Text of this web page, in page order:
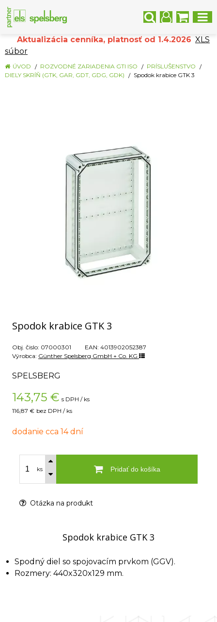
Aktualizácia cenníka, platnosť od 1.4.2026 XLS
súbor
ÚVOD ROZVODNÉ ZARIADENIA GTI ISO
PRÍSLUŠENSTVO
DIELY SKRÍŇ (GTK, GAR, GDT, GDG, GDK)
Spodok krabice GTK 3
Spodok krabice GTK 3
Obj. čislo: 07000301 EAN: 4013902052387
Výrobca: Günther Spelsberg GmbH + Co. KG
SPELSBERG
143,75 € s DPH / ks
116,87 € bez DPH / ks
dodanie cca 14 dní
ks Pridať do košíka
Otázka na produkt
Spodok krabice GTK 3
Spodný diel so spojovacím prvkom (GGV).
Rozmery: 440x320x129 mm.